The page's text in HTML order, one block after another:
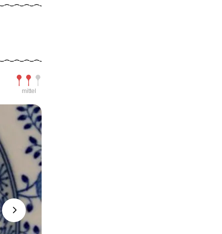
Schwierigkeit
mittel
Next